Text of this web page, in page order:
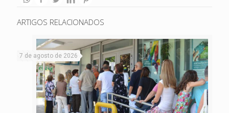
ARTIGOS RELACIONADOS
7 de agosto de 2026